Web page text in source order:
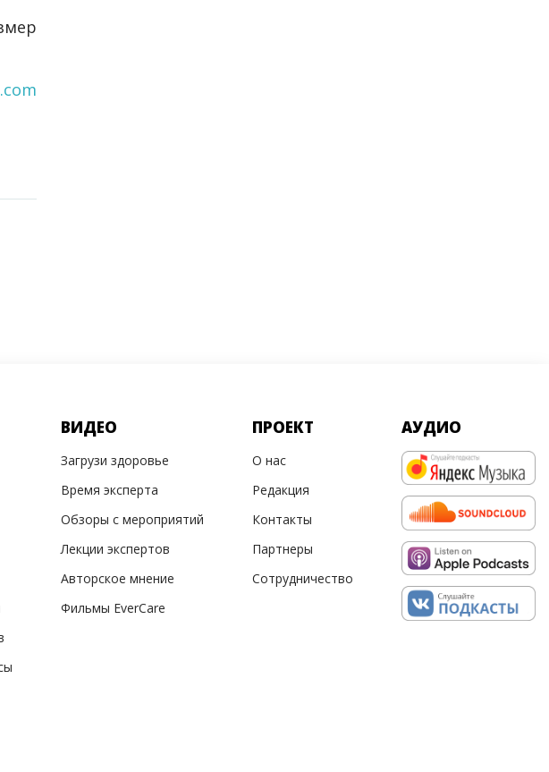
ВИДЕО
Загрузи здоровье
Время эксперта
Обзоры с мероприятий
Лекции экспертов
Авторское мнение
Фильмы EverCare
ПРОЕКТ
О нас
Редакция
Контакты
Партнеры
Сотрудничество
АУДИО